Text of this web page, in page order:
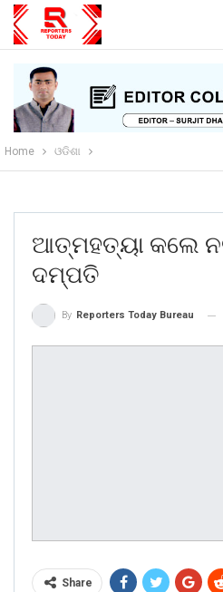
Home ଓଡିଶା
ଆତ୍ମହତ୍ୟା କଲେ
ଦମ୍ପତି
By Reporters Today Bureau
Share